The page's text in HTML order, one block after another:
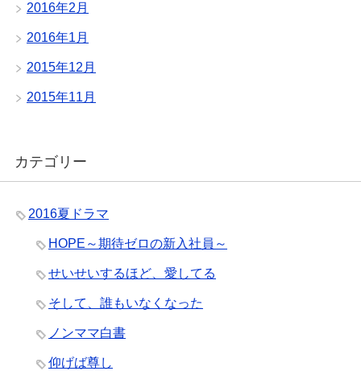
2016年2月
2016年1月
2015年12月
2015年11月
カテゴリー
2016夏ドラマ
HOPE～期待ゼロの新入社員～
せいせいするほど、愛してる
そして、誰もいなくなった
ノンママ白書
仰げば尊し